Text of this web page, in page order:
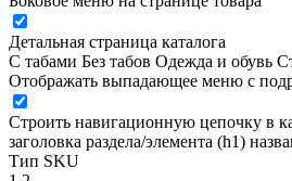
Детальная страница каталога
С табами Без табов Одежда и обувь
Отображать выпадающее меню с
Строить навигационную цепочку в
заголовка раздела/элемента (h1)
Тип SKU